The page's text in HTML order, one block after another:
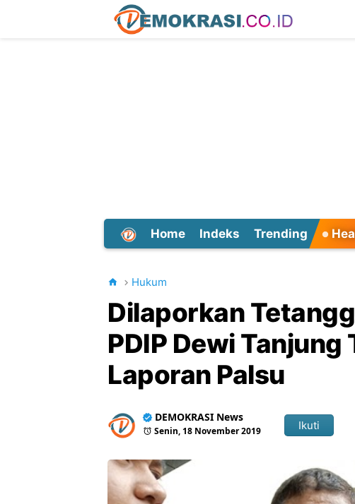
Home Indeks Trending
Hukum
Dilaporkan
PDIP Dewi Tanjung
Laporan Palsu
DEMOKRASI News
Senin, 18 November 2019 Ikuti